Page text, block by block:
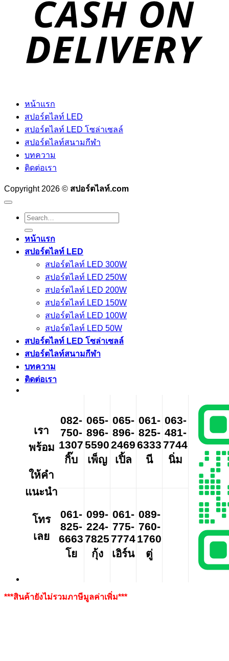
หน้าแรก
สปอร์ตไลท์ LED
สปอร์ตไลท์ LED โซล่าเซลล์
สปอร์ตไลท์สนามกีฬา
บทความ
ติดต่อเรา
Copyright 2026 © สปอร์ตไลท์.com
Search
for:
หน้าแรก
สปอร์ตไลท์ LED
สปอร์ตไลท์ LED 300W
สปอร์ตไลท์ LED 250W
สปอร์ตไลท์ LED 200W
สปอร์ตไลท์ LED 150W
สปอร์ตไลท์ LED 100W
สปอร์ตไลท์ LED 50W
สปอร์ตไลท์ LED โซล่าเซลล์
สปอร์ตไลท์สนามกีฬา
บทความ
ติดต่อเรา
เรา
พร้อม
ให้คำ
แนะนำ
โทร
เลย
082-
750-
1307
กิ๊บ
065-
896-
5590
เพ็ญ
065-
896-
2469
เปิ้ล
061-
825-
6333
นี
063-
481-
7744
นิ่ม
061-
825-
6663
โย
099-
224-
7825
กุ้ง
061-
775-
7774
เอิร์น
089-
760-
1760
ตู่
***สินค้ายังไม่รวมภาษีมูลค่าเพิ่ม***